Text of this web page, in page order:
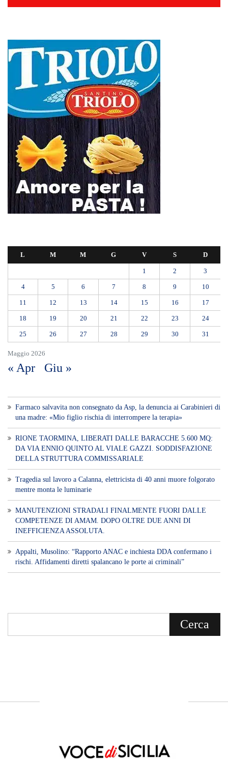
Maggio 2026
L M M G V S D
1 2 3
4 5 6 7 8 9 10
11 12 13 14 15 16 17
18 19 20 21 22 23 24
25 26 27 28 29 30 31
« Apr Giu »
Farmaco salvavita non consegnato da Asp, la denuncia ai Carabinieri di
una madre: «Mio figlio rischia di interrompere la terapia»
RIONE TAORMINA, LIBERATI DALLE BARACCHE 5.600 MQ:
DA VIA ENNIO QUINTO AL VIALE GAZZI. SODDISFAZIONE
DELLA STRUTTURA COMMISSARIALE
Tragedia sul lavoro a Calanna, elettricista di 40 anni muore folgorato
mentre monta le luminarie
MANUTENZIONI STRADALI FINALMENTE FUORI DALLE
COMPETENZE DI AMAM. DOPO OLTRE DUE ANNI DI
INEFFICIENZA ASSOLUTA.
​Appalti, Musolino: “Rapporto ANAC e inchiesta DDA confermano i
rischi. Affidamenti diretti spalancano le porte ai criminali”